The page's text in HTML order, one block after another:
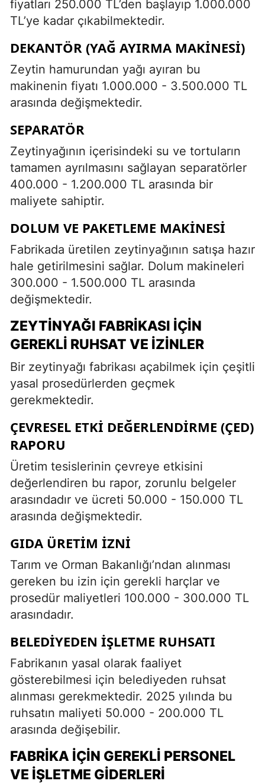
fiyatları 250.000 TL’den başlayıp 1.000.000
TL’ye kadar çıkabilmektedir.
DEKANTÖR (YAĞ AYIRMA MAKINESI)
Zeytin hamurundan yağı ayıran bu
makinenin fiyatı 1.000.000 - 3.500.000 TL
arasında değişmektedir.
SEPARATÖR
Zeytinyağının içerisindeki su ve tortuların
tamamen ayrılmasını sağlayan separatörler
400.000 - 1.200.000 TL arasında bir
maliyete sahiptir.
DOLUM VE PAKETLEME MAKINESI
Fabrikada üretilen zeytinyağının satışa hazır
hale getirilmesini sağlar. Dolum makineleri
300.000 - 1.500.000 TL arasında
değişmektedir.
ZEYTINYAĞI FABRIKASI İÇIN
GEREKLI RUHSAT VE İZINLER
Bir zeytinyağı fabrikası açabilmek için çeşitli
yasal prosedürlerden geçmek
gerekmektedir.
ÇEVRESEL ETKI DEĞERLENDIRME (ÇED)
RAPORU
Üretim tesislerinin çevreye etkisini
değerlendiren bu rapor, zorunlu belgeler
arasındadır ve ücreti 50.000 - 150.000 TL
arasında değişmektedir.
GIDA ÜRETIM İZNI
Tarım ve Orman Bakanlığı’ndan alınması
gereken bu izin için gerekli harçlar ve
prosedür maliyetleri 100.000 - 300.000 TL
arasındadır.
BELEDIYEDEN İŞLETME RUHSATI
Fabrikanın yasal olarak faaliyet
gösterebilmesi için belediyeden ruhsat
alınması gerekmektedir. 2025 yılında bu
ruhsatın maliyeti 50.000 - 200.000 TL
arasında değişebilir.
FABRIKA İÇIN GEREKLI PERSONEL
VE İŞLETME GIDERLERI